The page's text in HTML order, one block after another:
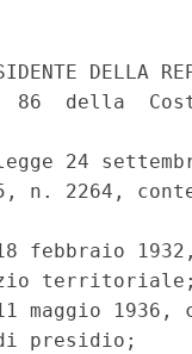
DELLA
86  della
24
n. 2264,
febbraio
maggio 1936,
presidio;